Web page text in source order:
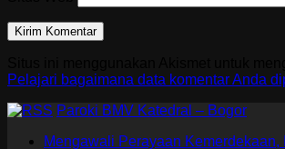
Pelajari bagaimana data komentar Anda
Paroki BMV Katedral – Bogor
Mengawali Perayaan Kemerdekaan,